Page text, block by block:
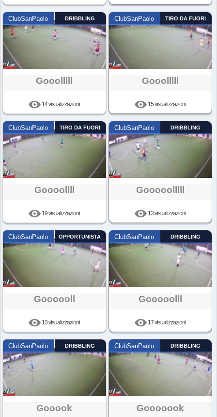
ClubSanPaolo DRIBBLING
Gooolllll
14 visualizzazioni
ClubSanPaolo TIRO DA FUORI
Gooolllll
15 visualizzazioni
ClubSanPaolo TIRO DA FUORI
Goooollll
19 visualizzazioni
ClubSanPaolo DRIBBLING
Gooooolllll
13 visualizzazioni
ClubSanPaolo OPPORTUNISTA
Goooooll
13 visualizzazioni
ClubSanPaolo DRIBBLING
Gooooolll
17 visualizzazioni
ClubSanPaolo DRIBBLING
Gooook
ClubSanPaolo DRIBBLING
Gooooook